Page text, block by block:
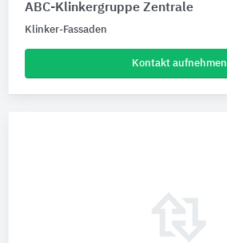
ABC-Klinkergruppe Zentrale
Klinker-Fassaden
Kontakt aufnehmen